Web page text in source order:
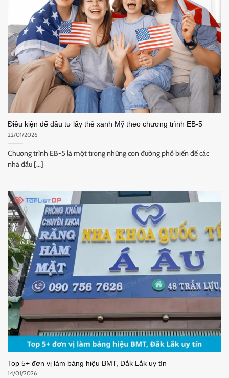
Điều kiện để đầu tư lấy thẻ xanh Mỹ theo chương trình EB-5
22/01/2026
Chương trình EB-5 là một trong những con đường phổ biến để các
nhà đầu [...]
Top 5+ đơn vị làm bảng hiệu BMT, Đắk Lắk uy tín
14/01/2026